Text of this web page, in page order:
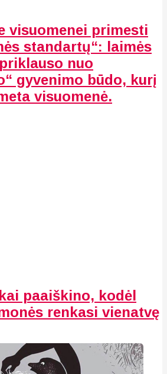
visuomenei primesti
standartų“: laimės
nuo
gyvenimo būdo, kurį
visuomenė.
paaiškino, kodėl
renkasi vienatvę